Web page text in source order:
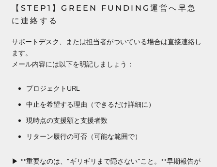
【STEP1】GREEN FUNDING運営へ早急
に連絡する
サポートデスク、または担当者がついている場合は直接連絡し
ます。
メール内容には以下を明記しましょう：
プロジェクトURL
中止を希望する理由（できるだけ詳細に）
現時点の支援額と支援者数
リターン履行の可否（可能な範囲で）
▶︎ **重要なのは、“ギリギリまで隠さない”こと。**早期報告が